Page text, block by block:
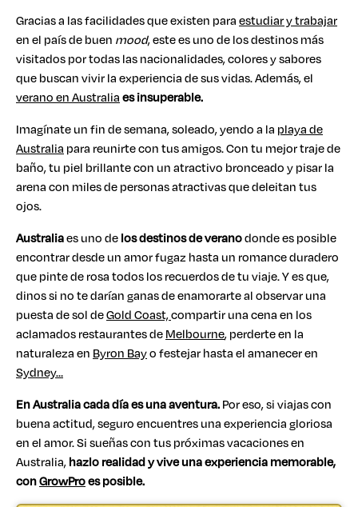
Gracias a las facilidades que existen paraestudiar y trabajar
en el país de buen mood, este es uno de los destinos más
visitados por todas las nacionalidades, colores y sabores
que buscan vivir la experiencia de sus vidas. Además, el
verano en Australiaes insuperable.
Imagínate un fin de semana, soleado, yendo a la playa de
Australia para reunirte con tus amigos. Con tu mejor traje de
baño, tu piel brillante con un atractivo bronceado y pisar la
arena con miles de personas atractivas que deleitan tus
ojos.
Australiaes uno delos destinos de veranodonde es posible
encontrar desde un amor fugaz hasta un romance duradero
que pinte de rosa todos los recuerdos de tu viaje. Y es que,
dinos si no te darían ganas de enamorarte al observar una
puesta de sol deGold Coast,compartir una cena en los
aclamados restaurantes deMelbourne, perderte en la
naturaleza en Byron Bayo festejar hasta el amanecer en
Sydney…
En Australia cada día es una aventura.Por eso, si viajas con
buena actitud, seguro encuentres una experiencia gloriosa
en el amor. Si sueñas con tus próximas vacaciones en
Australia,hazlo realidad y vive una experiencia memorable,
conGrowProes posible.